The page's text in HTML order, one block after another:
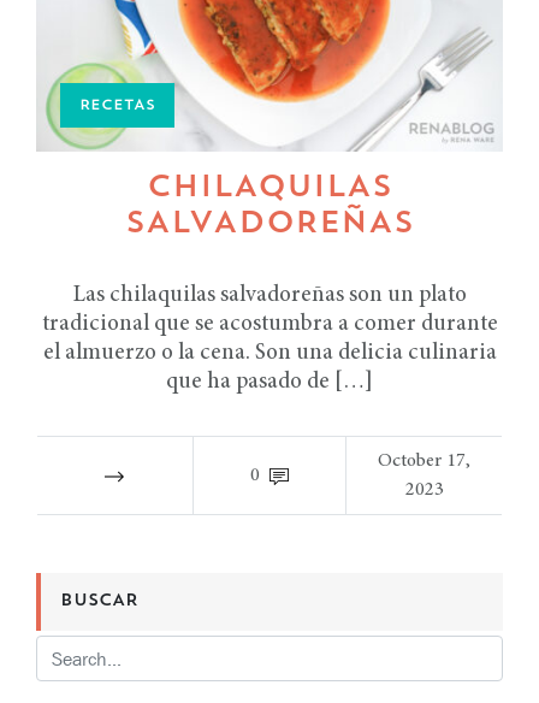
RECETAS
CHILAQUILAS
SALVADOREÑAS
Las chilaquilas salvadoreñas son un plato
tradicional que se acostumbra a comer durante
el almuerzo o la cena. Son una delicia culinaria
que ha pasado de […]
0
October 17,
2023
BUSCAR